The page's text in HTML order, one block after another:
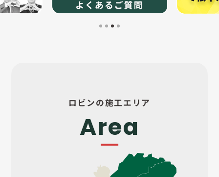
ロビンの施工エリア
Area